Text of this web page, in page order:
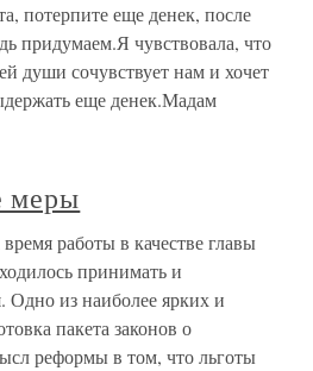
потерпите еще денек, после
придумаем.Я чувствовала, что
души сочувствует нам и хочет
еще денек.Мадам
меры
работы в качестве главы
принимать и
из наиболее ярких и
пакета законов о
реформы в том, что льготы